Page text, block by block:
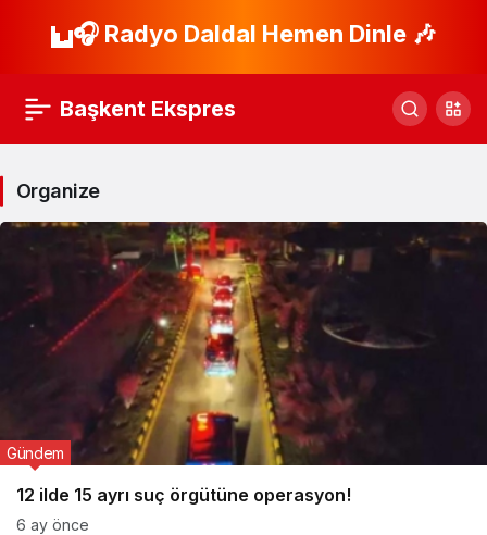
🎧 Radyo Daldal Hemen Dinle 🎶
Başkent Ekspres
Organize
12 ilde 15 ayrı suç örgütüne operasyon!
Gündem
6 ay önce